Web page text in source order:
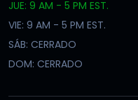
JUE: 9 AM - 5 PM EST.
VIE: 9 AM - 5 PM EST.
SÁB: CERRADO
DOM: CERRADO